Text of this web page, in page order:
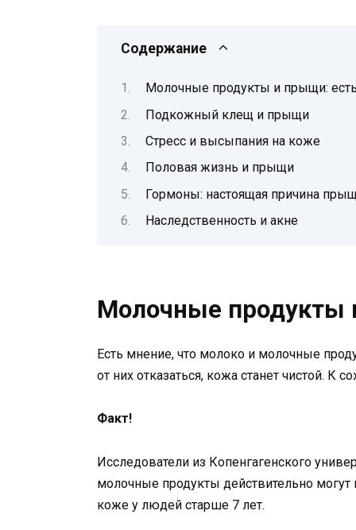
Содержание
Молочные продукты и прыщи:
Подкожный клещ и прыщи
Стресс и высыпания на коже
Половая жизнь и прыщи
Гормоны: настоящая причина
Наследственность и акне
Молочные продукты
Есть мнение, что молоко и молочные
от них отказаться, кожа станет чистой. К
Факт!
Исследователи из Копенгагенского
молочные продукты действительно
коже у людей старше 7 лет.